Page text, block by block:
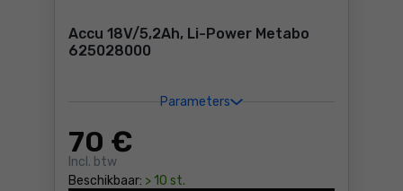
Accu 18V/5,2Ah, Li-Power Metabo
625028000
Parameters
70 €
Incl. btw
Beschikbaar: > 10 st.